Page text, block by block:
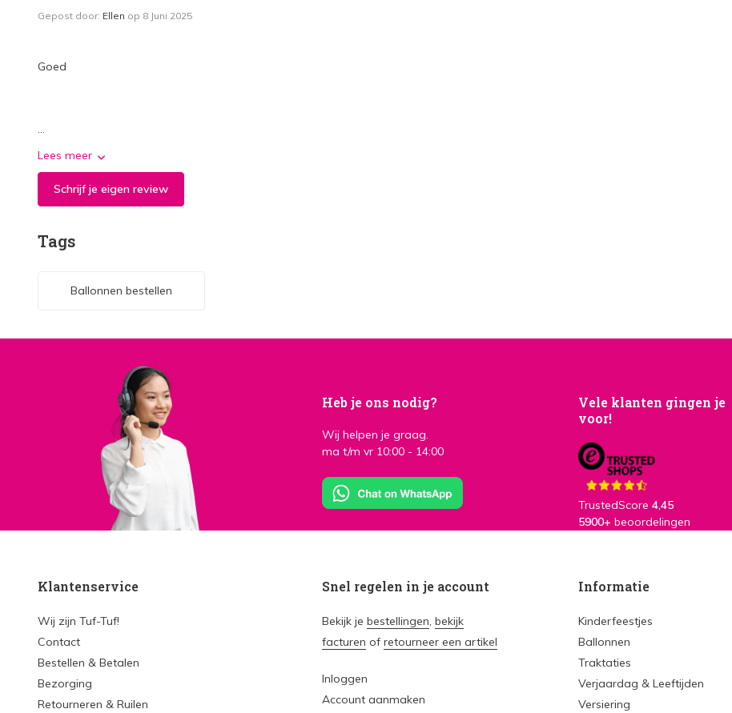
Gepost door: Ellen op 8 Juni 2025
Goed
...
Lees meer
Schrijf je eigen review
Tags
Ballonnen bestellen
Heb je ons nodig?
Wij helpen je graag.
ma t/m vr 10:00 - 14:00
Vele klanten gingen je
voor!
TrustedScore 4,45
5900+ beoordelingen
Klantenservice
Wij zijn Tuf-Tuf!
Contact
Bestellen & Betalen
Bezorging
Retourneren & Ruilen
Snel regelen in je account
Bekijk je bestellingen, bekijk
facturen of retourneer een artikel
Inloggen
Account aanmaken
Informatie
Kinderfeestjes
Ballonnen
Traktaties
Verjaardag & Leeftijden
Versiering